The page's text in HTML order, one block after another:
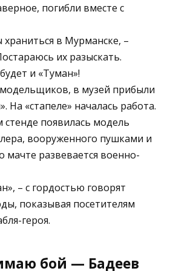
погибли вместе с
в Мурманске, –
их разыскать.
и «Туман»!
в музей прибыли
На «стапеле» началась работа.
появилась модель
вооруженного пушками и
мачте развевается военно-
– с гордостью говорят
показывая посетителям
героя.
бой — Бадеев